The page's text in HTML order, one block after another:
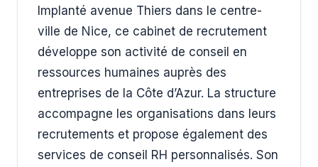
Implanté avenue Thiers dans le centre-
ville de Nice, ce cabinet de recrutement
développe son activité de conseil en
ressources humaines auprès des
entreprises de la Côte d’Azur. La structure
accompagne les organisations dans leurs
recrutements et propose également des
services de conseil RH personnalisés. Son